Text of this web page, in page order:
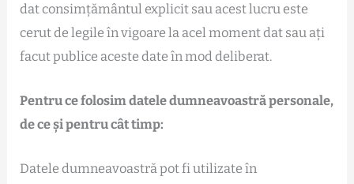
dat consimțământul explicit sau acest lucru este
cerut de legile în vigoare la acel moment dat sau ați
facut publice aceste date în mod deliberat.
Pentru ce folosim datele dumneavoastră personale,
de ce și pentru cât timp:
Datele dumneavoastră pot fi utilizate în